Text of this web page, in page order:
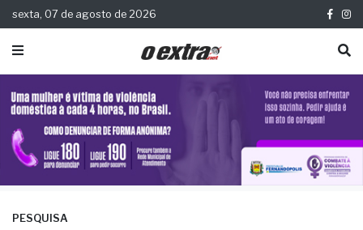
sexta, 07 de agosto de 2026
PESQUISA